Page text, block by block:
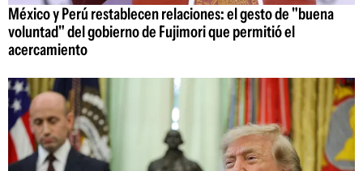
México y Perú restablecen relaciones: el gesto de "buena
voluntad" del gobierno de Fujimori que permitió el
acercamiento